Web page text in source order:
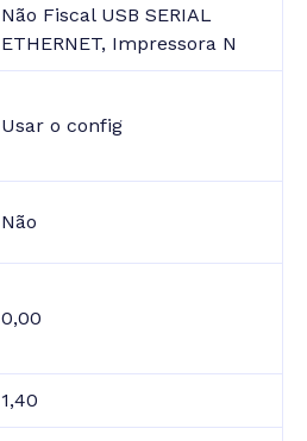
Não Fiscal USB SERIAL
ETHERNET, Impressora N
Usar o config
Não
0,00
1,40